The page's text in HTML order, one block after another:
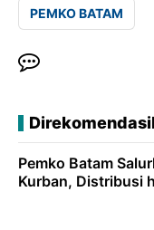
PEMKO BATAM
Pemko Batam
Kurban, Distribusi